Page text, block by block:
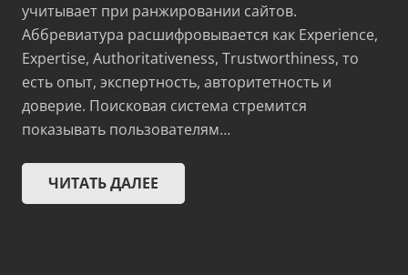
учитывает при ранжировании сайтов.
Аббревиатура расшифровывается как Experience,
Expertise, Authoritativeness, Trustworthiness, то
есть опыт, экспертность, авторитетность и
доверие. Поисковая система стремится
показывать пользователям…
ЧИТАТЬ ДАЛЕЕ